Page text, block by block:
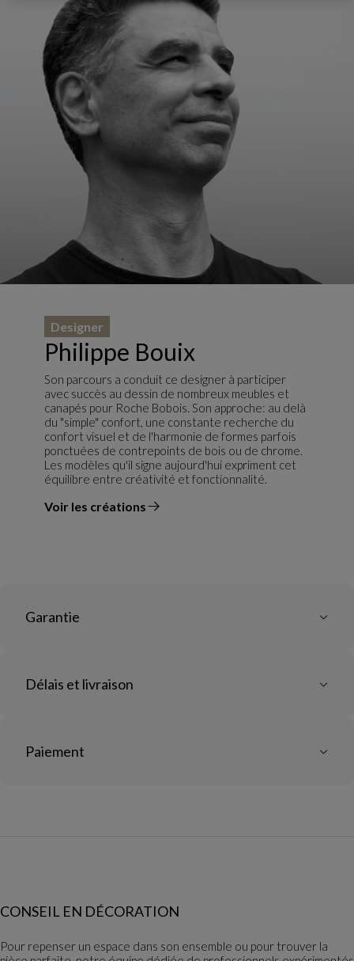
Philippe Bouix
Designer
Son parcours a conduit ce designer à participer
avec succès au dessin de nombreux meubles et
canapés pour Roche Bobois. Son approche: au delà
du "simple" confort, une constante recherche du
confort visuel et de l'harmonie de formes parfois
ponctuées de contrepoints de bois ou de chrome.
Les modèles qu'il signe aujourd'hui expriment cet
équilibre entre créativité et fonctionnalité.
Voir les créations
du designer
Garantie
Délais et livraison
Paiement
CONSEIL EN DÉCORATION
Pour repenser un espace dans son ensemble ou pour trouver la